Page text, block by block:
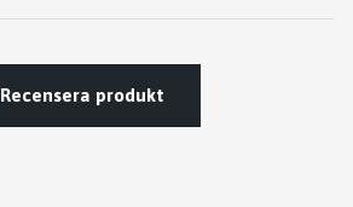
Recensera produkt